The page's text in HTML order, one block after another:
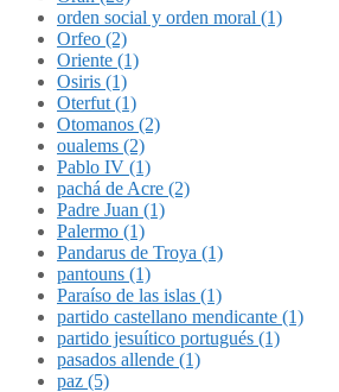
orden social y orden moral (1)
Orfeo (2)
Oriente (1)
Osiris (1)
Oterfut (1)
Otomanos (2)
oualems (2)
Pablo IV (1)
pachá de Acre (2)
Padre Juan (1)
Palermo (1)
Pandarus de Troya (1)
pantouns (1)
Paraíso de las islas (1)
partido castellano mendicante (1)
partido jesuítico portugués (1)
pasados allende (1)
paz (5)